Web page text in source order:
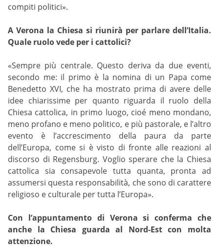
compiti politici».
A Verona la Chiesa si riunirà per parlare dell’Italia.
Quale ruolo vede per i cattolici?
«Sempre più centrale. Questo deriva da due eventi,
secondo me: il primo è la nomina di un Papa come
Benedetto XVI, che ha mostrato prima di avere delle
idee chiarissime per quanto riguarda il ruolo della
Chiesa cattolica, in primo luogo, cioé meno mondano,
meno profano e meno politico, e più pastorale, e l’altro
evento è l’accrescimento della paura da parte
dell’Europa, come si è visto di fronte alle reazioni al
discorso di Regensburg. Voglio sperare che la Chiesa
cattolica sia consapevole tutta quanta, pronta ad
assumersi questa responsabilità, che sono di carattere
religioso e culturale per tutta l’Europa».
Con l’appuntamento di Verona si conferma che
anche la Chiesa guarda al Nord-Est con molta
attenzione.